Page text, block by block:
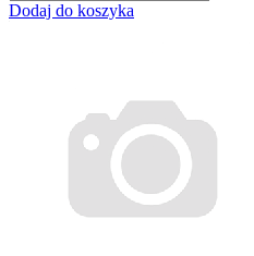
Dodaj do koszyka